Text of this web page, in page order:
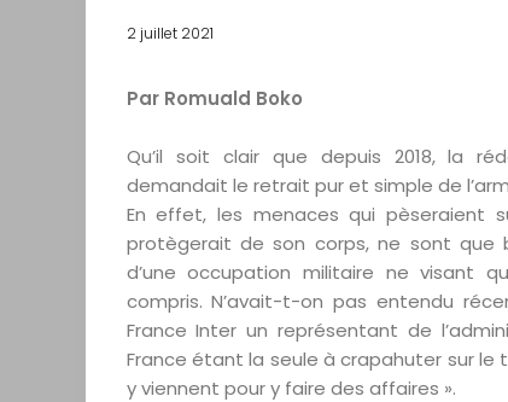
2 juillet 2021
Par Romuald Boko
Qu’il soit clair que depuis 2018, la
demandait le retrait pur et simple de
En effet, les menaces qui pèseraient
protègerait de son corps, ne sont que
d’une occupation militaire ne visant
compris. N’avait-t-on pas entendu
France Inter un représentant de
France étant la seule à crapahuter sur le
y viennent pour y faire des affaires ».